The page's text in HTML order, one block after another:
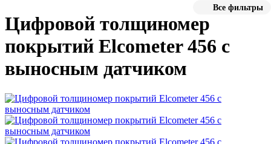
Все фильтры
Цифровой толщиномер
покрытий Elcometer 456 с
выносным датчиком